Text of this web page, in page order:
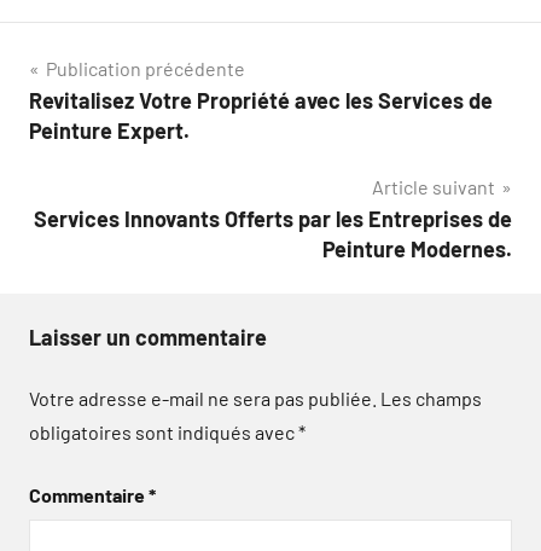
Navigation
de
Publication précédente
Revitalisez Votre Propriété avec les Services de
Peinture Expert.
Article suivant
Services Innovants Offerts par les Entreprises de
Peinture Modernes.
Laisser un commentaire
Votre adresse e-mail ne sera pas publiée. Les champs
obligatoires sont indiqués avec*
Commentaire*